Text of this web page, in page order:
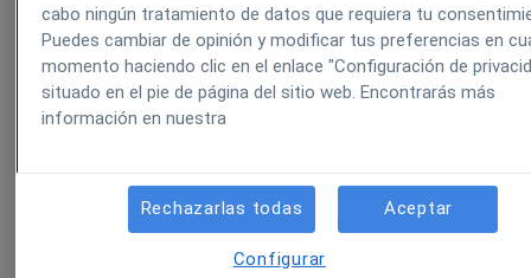
cabo ningún tratamiento de datos que requiera tu
Puedes cambiar de opinión y modificar tus preferencias en
momento haciendo clic en el enlace "Configuración de
situado en el pie de página del sitio web. Encontrarás más
información en nuestra
Rechazarlas todas Aceptar
Configurar